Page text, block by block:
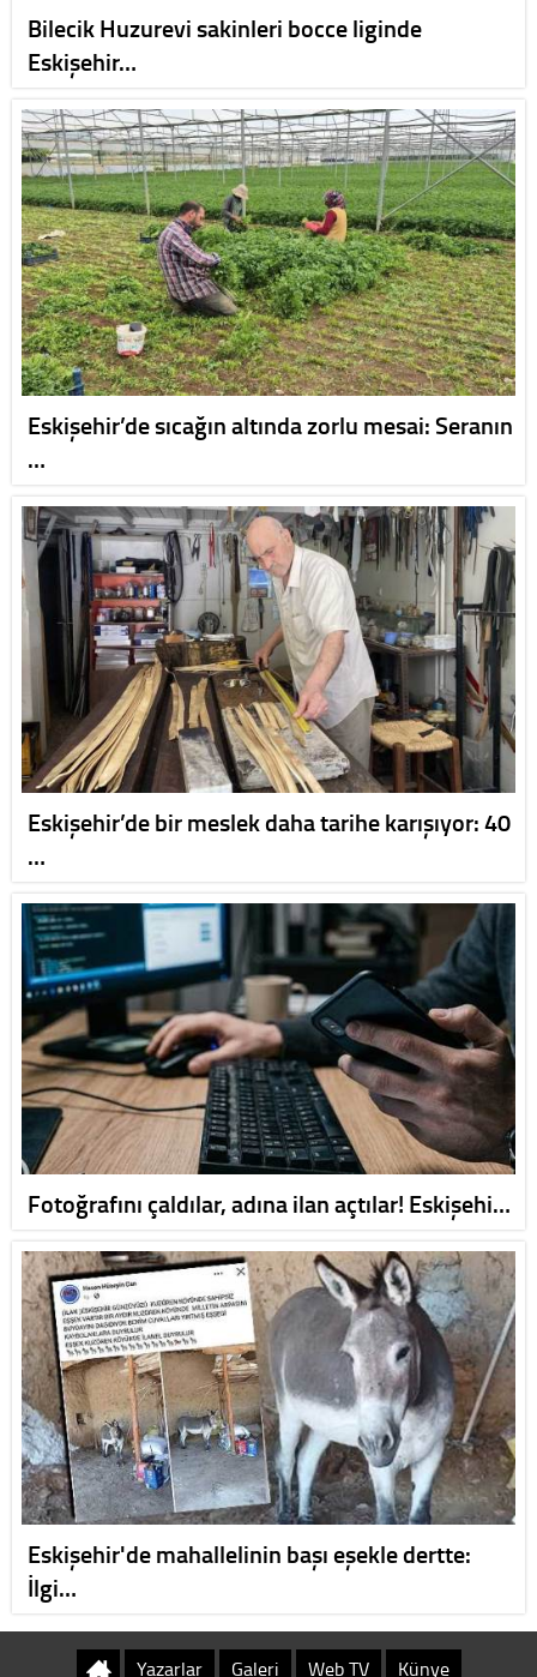
Bilecik Huzurevi sakinleri bocce liginde
Eskişehir…
Eskişehir’de sıcağın altında zorlu mesai: Seranın
…
Eskişehir’de bir meslek daha tarihe karışıyor: 40
…
Fotoğrafını çaldılar, adına ilan açtılar! Eskişehi…
Eskişehir'de mahallelinin başı eşekle dertte:
İlgi…
Yazarlar Galeri Web TV Künye